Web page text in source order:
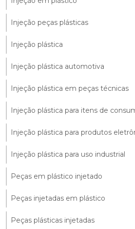
Injeção peças plásticas
Injeção plástica
Injeção plástica automotiva
Injeção plástica em peças técnicas
Injeção plástica para itens de
Injeção plástica para produtos
Injeção plástica para uso industrial
Peças em plástico injetado
Peças injetadas em plástico
Peças plásticas injetadas